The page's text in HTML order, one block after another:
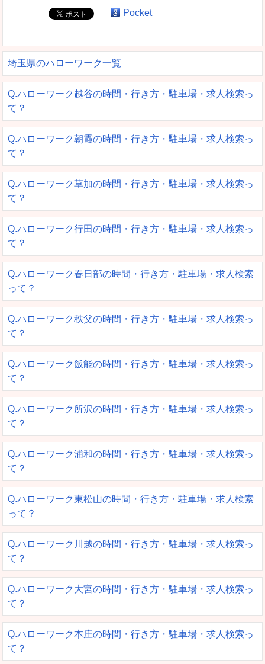
Pocket
埼玉県のハローワーク一覧
Q.ハローワーク越谷の時間・行き方・駐車場・求人検索っ
て？
Q.ハローワーク朝霞の時間・行き方・駐車場・求人検索っ
て？
Q.ハローワーク草加の時間・行き方・駐車場・求人検索っ
て？
Q.ハローワーク行田の時間・行き方・駐車場・求人検索っ
て？
Q.ハローワーク春日部の時間・行き方・駐車場・求人検索
って？
Q.ハローワーク秩父の時間・行き方・駐車場・求人検索っ
て？
Q.ハローワーク飯能の時間・行き方・駐車場・求人検索っ
て？
Q.ハローワーク所沢の時間・行き方・駐車場・求人検索っ
て？
Q.ハローワーク浦和の時間・行き方・駐車場・求人検索っ
て？
Q.ハローワーク東松山の時間・行き方・駐車場・求人検索
って？
Q.ハローワーク川越の時間・行き方・駐車場・求人検索っ
て？
Q.ハローワーク大宮の時間・行き方・駐車場・求人検索っ
て？
Q.ハローワーク本庄の時間・行き方・駐車場・求人検索っ
て？